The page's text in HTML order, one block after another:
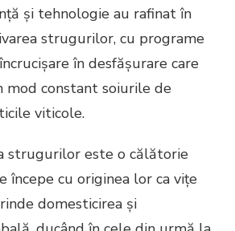
și tehnologie au rafinat în
strugurilor, cu programe
în desfășurare care
mod constant soiurile de
viticole.
strugurilor este o călătorie
începe cu originea lor ca vițe
domesticirea și